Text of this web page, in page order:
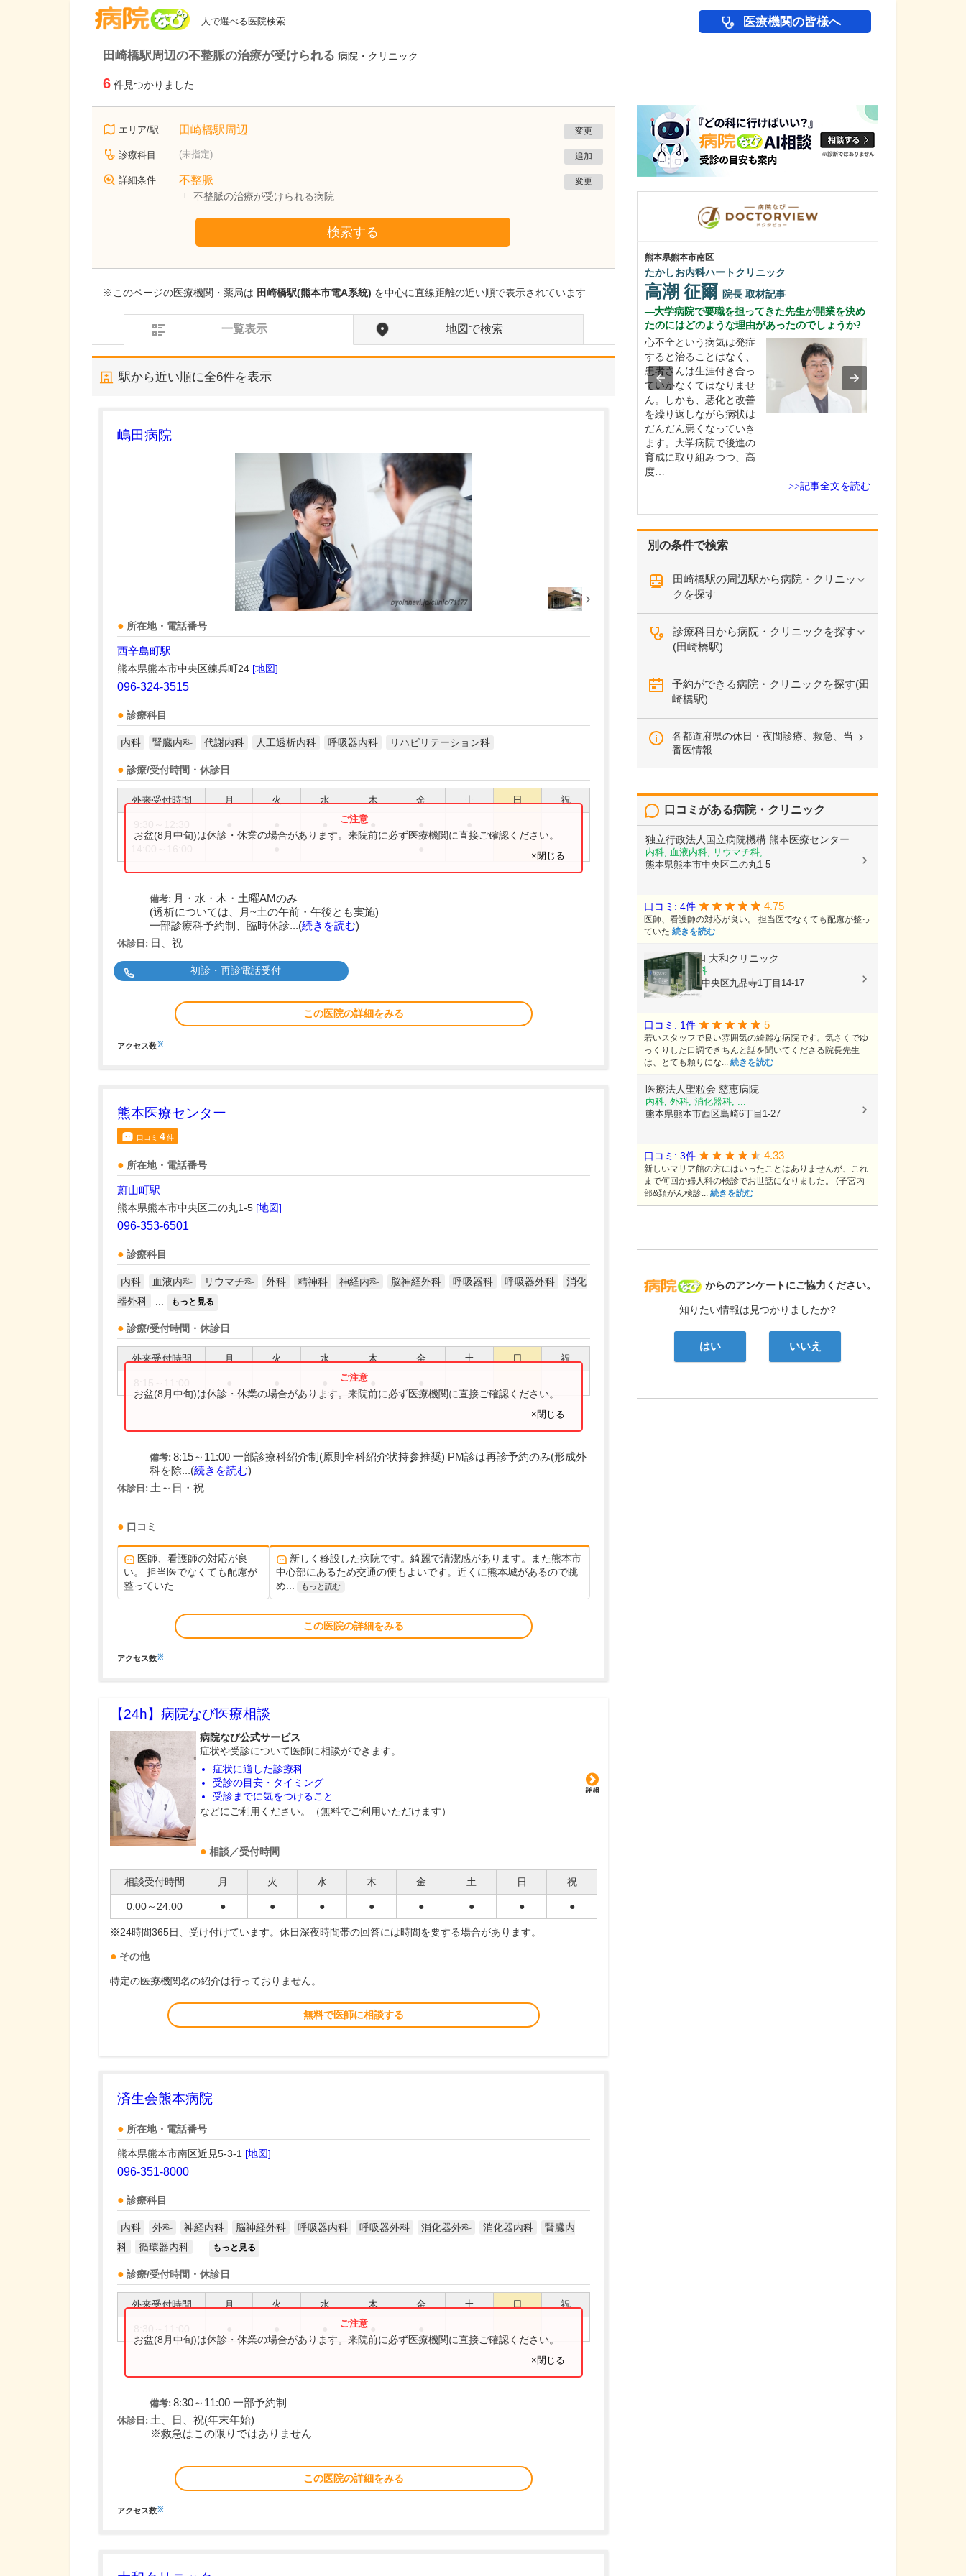
人で選べる医院検索 医療機関の皆様へ
田崎橋駅周辺の不整脈の治療が受けられる 病院・クリニック
6 件見つかりました
エリア/駅 田崎橋駅周辺 変更
診療科目 (未指定) 追加
詳細条件 不整脈
不整脈の治療が受けられる病院
変更
検索する
※このページの医療機関・薬局は 田崎橋駅(熊本市電A系統) を中心に直線距離の近い順で表示されています
一覧表示 地図で検索
駅から近い順に全6件を表示
嶋田病院
所在地・電話番号
西辛島町駅
熊本県熊本市中央区練兵町24 [地図]
096-324-3515
診療科目
内科 腎臓内科 代謝内科 人工透析内科 呼吸器内科 リハビリテーション科
診療/受付時間・休診日
外来受付時間 月 火 水 木 金 土 日 祝
お盆(8月中旬)は休診・休業の場合があります。来院前に必ず医療機関に直接ご確認ください。
×閉じる
備考: 月・水・木・土曜AMのみ
(透析については、月~土の午前・午後とも実施)
一部診療科予約制、臨時休診...(続きを読む)
休診日: 日、祝
初診・再診電話受付
この医院の詳細をみる
アクセス数※
熊本医療センター
口コミ 4件
所在地・電話番号
蔚山町駅
熊本県熊本市中央区二の丸1-5 [地図]
096-353-6501
診療科目
内科 血液内科 リウマチ科 外科 精神科 神経内科 脳神経外科 呼吸器科 呼吸器外科
消化
器外科
もっと見る
診療/受付時間・休診日
外来受付時間 月 火 水 木 金 土 日 祝
お盆(8月中旬)は休診・休業の場合があります。来院前に必ず医療機関に直接ご確認ください。
×閉じる
備考: 8:15～11:00 一部診療科紹介制(原則全科紹介状持参推奨) PM診は再診予約のみ(形成外
科を除...(続きを読む)
休診日: 土～日・祝
口コミ
医師、看護師の対応が良
い。 担当医でなくても配慮が
整っていた
新しく移設した病院です。綺麗で清潔感があります。また熊本市
中心部にあるため交通の便もよいです。近くに熊本城があるので眺
め...
もっと読む
この医院の詳細をみる
アクセス数※
【24h】 病院なび医療相談
病院なび公式サービス
症状や受診について医師に相談ができます。
症状に適した診療科
受診の目安・タイミング
受診までに気をつけること
などにご利用ください。（無料でご利用いただけます）
相談／受付時間
相談受付時間 月 火 水 木 金 土 日 祝
0:00～24:00 ● ● ● ● ● ● ● ●
※24時間365日、受け付けています。休日深夜時間帯の回答には時間を要する場合があります。
その他
特定の医療機関名の紹介は行っておりません。
無料で医師に相談する
済生会熊本病院
所在地・電話番号
熊本県熊本市南区近見5-3-1 [地図]
096-351-8000
診療科目
内科 外科 神経内科 脳神経外科 呼吸器内科 呼吸器外科 消化器外科 消化器内科
腎臓内
科
循環器内科 もっと見る
診療/受付時間・休診日
外来受付時間 月 火 水 木 金 土 日 祝
お盆(8月中旬)は休診・休業の場合があります。来院前に必ず医療機関に直接ご確認ください。
×閉じる
備考: 8:30～11:00 一部予約制
休診日: 土、日、祝(年末年始)
※救急はこの限りではありません
この医院の詳細をみる
アクセス数※
別の条件で検索
田崎橋駅の周辺駅から病院・クリニッ
クを探す
診療科目から病院・クリニックを探す
(田崎橋駅)
予約ができる病院・クリニックを探す(田
崎橋駅)
各都道府県の休日・夜間診療、救急、当
番医情報
病院なび
からのアンケートにご協力ください。
知りたい情報は見つかりましたか?
はい いいえ
口コミがある病院・クリニック
独立行政法人国立病院機構 熊本医療センター
内科, 血液内科, リウマチ科, ...
熊本県熊本市中央区二の丸1-5
口コミ: 4件 4.75
医師、看護師の対応が良い。 担当医でなくても配慮が整っ
ていた 続きを読む
医療法人大和 大和クリニック
内科, 循環器科
熊本県熊本市中央区九品寺1丁目14-17
口コミ: 1件 5
若いスタッフで良い雰囲気の綺麗な病院です。気さくでゆ
っくりした口調できちんと話を聞いてくださる院長先生
は、とても頼りにな... 続きを読む
医療法人聖粒会 慈恵病院
内科, 外科, 消化器科, ...
熊本県熊本市西区島崎6丁目1-27
口コミ: 3件 4.33
新しいマリア館の方にはいったことはありませんが、これ
まで何回か婦人科の検診でお世話になりました。 (子宮内
部&頚がん検診... 続きを読む
熊本県熊本市南区
たかしお内科ハートクリニック
高潮 征爾 院長 取材記事
大学病院で要職を担ってきた先生が開業を決め
たのにはどのような理由があったのでしょうか?
心不全という病気は発症
すると治ることはなく、
患者さんは生涯付き合っ
ていかなくてはなりませ
ん。しかも、悪化と改善
を繰り返しながら病状は
だんだん悪くなっていき
ます。大学病院で後進の
育成に取り組みつつ、高
度…
>>記事全文を読む
多田クリニック
多田 蘇音 院長
多田 明子 副院長 取材記事
日々の診療で心がけていることを教えてくださ
い。
に潜む大きな病気を見逃
さないよう慎重に診察を
行いながら、的確な診断
と治…